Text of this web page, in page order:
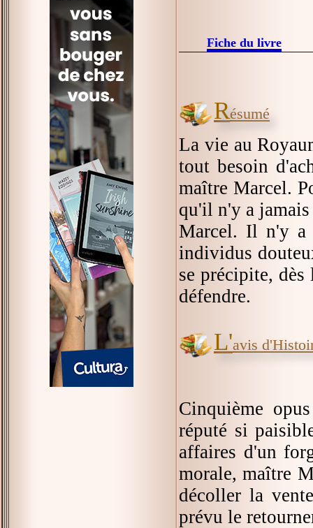
Fiche du livre
Résumé
La vie au
tout besoin
maître Marcel.
qu'il n'y a
Marcel. Il n'y a
individus
se précipite,
défendre.
L'avis
Cinquième
réputé si
affaires d'un
morale, maître
décoller la
prévu le